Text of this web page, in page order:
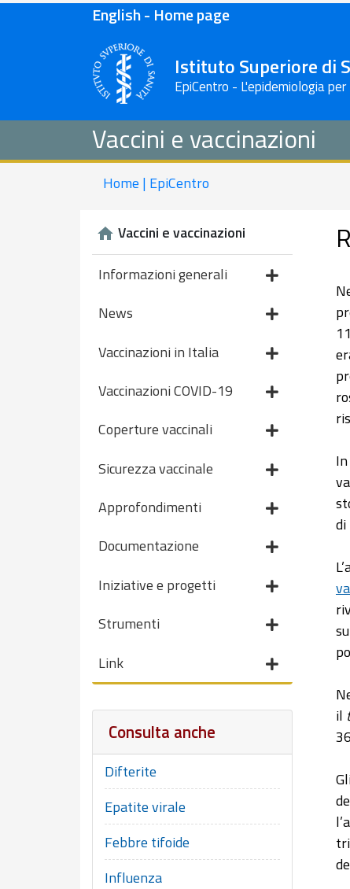
English - Home page
Istituto Superiore di
EpiCentro - L'epidemiologia
Vaccini e vaccinazioni
Home | EpiCentro
Vaccini e vaccinazioni
Informazioni generali
News
Vaccinazioni in Italia
Vaccinazioni COVID-19
Coperture vaccinali
Sicurezza vaccinale
Approfondimenti
Documentazione
Iniziative e progetti
Strumenti
Link
Consulta anche
Difterite
Epatite virale
Febbre tifoide
Influenza
il